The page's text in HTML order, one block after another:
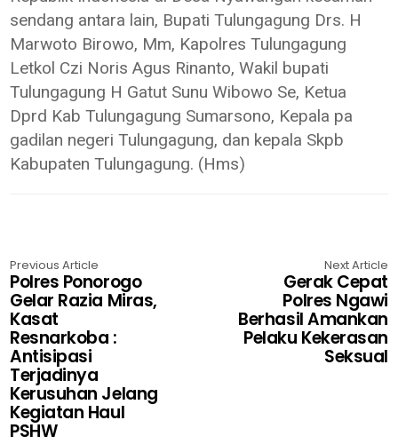
sendang antara lain, Bupati Tulungagung Drs. H
Marwoto Birowo, Mm, Kapolres Tulungagung
Letkol Czi Noris Agus Rinanto, Wakil bupati
Tulungagung H Gatut Sunu Wibowo Se, Ketua
Dprd Kab Tulungagung Sumarsono, Kepala pa
gadilan negeri Tulungagung, dan kepala Skpb
Kabupaten Tulungagung. (Hms)
Previous Article
Polres Ponorogo
Gelar Razia Miras,
Kasat
Resnarkoba :
Antisipasi
Terjadinya
Kerusuhan Jelang
Kegiatan Haul
PSHW
Next Article
Gerak Cepat
Polres Ngawi
Berhasil Amankan
Pelaku Kekerasan
Seksual